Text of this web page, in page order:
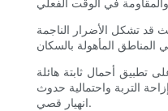
قد تشكل الأضرار الناجمة
تطبيق أحمال ثابتة هائلة
التربة واحتمالية حدوث
انهيار قصي.